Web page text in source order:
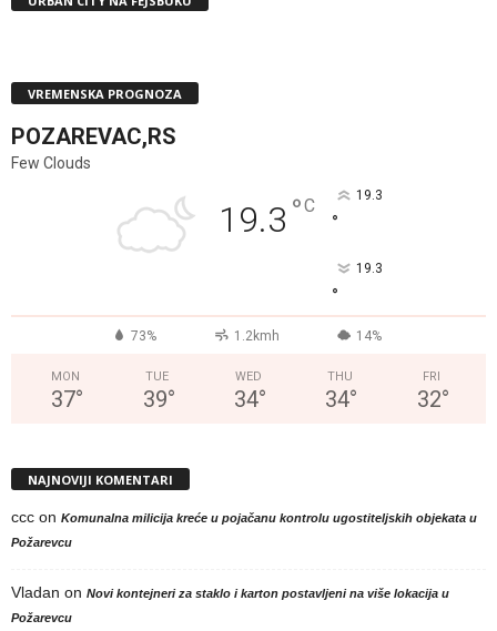
VREMENSKA PROGNOZA
POZAREVAC,RS
Few Clouds
19.3 °C 19.3
°
19.3
°
73% 1.2kmh 14%
MON
37°
TUE
39°
WED
34°
THU
34°
FRI
32°
NAJNOVIJI KOMENTARI
ccc on Komunalna milicija kreće u pojačanu kontrolu ugostiteljskih objekata u
Požarevcu
Vladan on Novi kontejneri za staklo i karton postavljeni na više lokacija u
Požarevcu